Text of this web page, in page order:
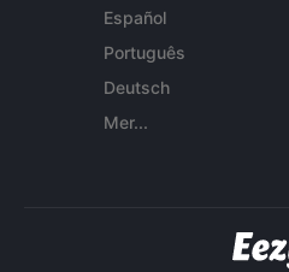
Español
Português
Deutsch
Mer...